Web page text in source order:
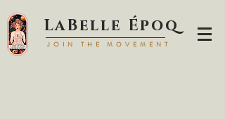
LaBelle Époq
JOIN TH E MOVEMENT